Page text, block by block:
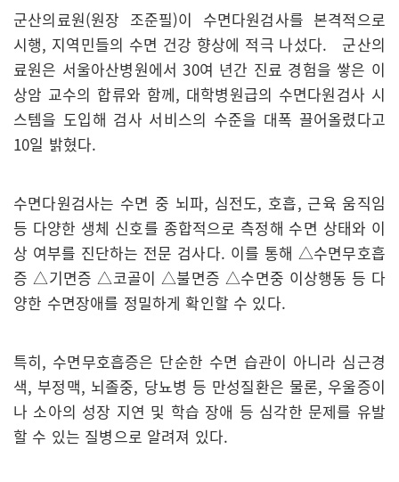
군산의료원(원장 조준필)이 수면다원검사를 본격적으로
시행, 지역민들의 수면 건강 향상에 적극 나섰다. 군산의
료원은 서울아산병원에서 30여 년간 진료 경험을 쌓은 이
상암 교수의 합류와 함께, 대학병원급의 수면다원검사 시
스템을 도입해 검사 서비스의 수준을 대폭 끌어올렸다고
10일 밝혔다.
수면다원검사는 수면 중 뇌파, 심전도, 호흡, 근육 움직임
등 다양한 생체 신호를 종합적으로 측정해 수면 상태와 이
상 여부를 진단하는 전문 검사다. 이를 통해 △수면무호흡
증 △기면증 △코골이 △불면증 △수면중 이상행동 등 다
양한 수면장애를 정밀하게 확인할 수 있다.
특히, 수면무호흡증은 단순한 수면 습관이 아니라 심근경
색, 부정맥, 뇌졸중, 당뇨병 등 만성질환은 물론, 우울증이
나 소아의 성장 지연 및 학습 장애 등 심각한 문제를 유발
할 수 있는 질병으로 알려져 있다.